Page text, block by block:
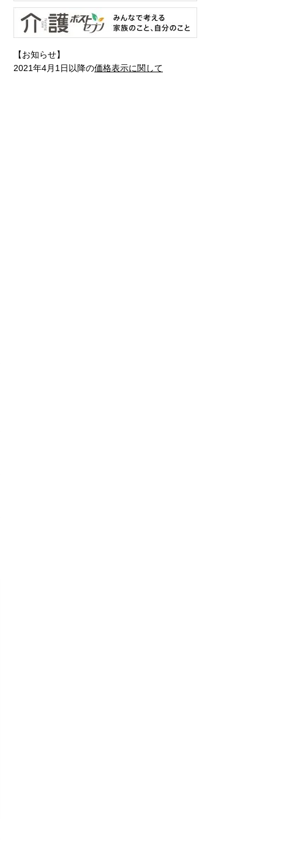
【お知らせ】
2021年4月1日以降の価格表示に関して